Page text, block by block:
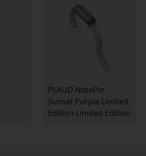
PLAUD NotePin
Sunset Purple Limited
Edition Limited Edition